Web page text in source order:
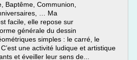
Baptême, Communion,
… Ma
facile, elle repose sur
générale du dessin
simples : le carré, le
une activité ludique et artistique
et éveiller leur sens de...